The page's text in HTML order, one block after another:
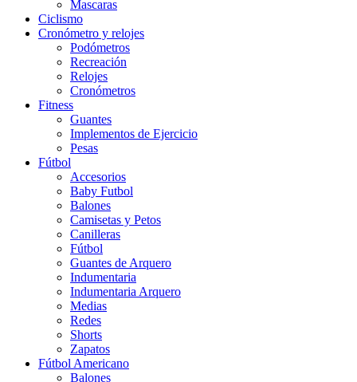
Mascaras
Ciclismo
Cronómetro y relojes
Podómetros
Recreación
Relojes
Cronómetros
Fitness
Guantes
Implementos de Ejercicio
Pesas
Fútbol
Accesorios
Baby Futbol
Balones
Camisetas y Petos
Canilleras
Fútbol
Guantes de Arquero
Indumentaria
Indumentaria Arquero
Medias
Redes
Shorts
Zapatos
Fútbol Americano
Balones